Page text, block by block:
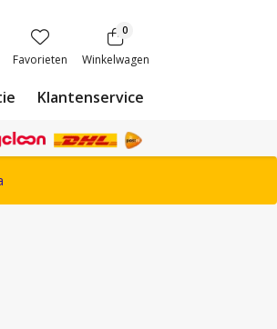
Favorieten
0
Winkelwagen
Klantenservice